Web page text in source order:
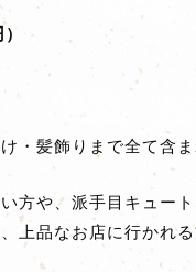
・髪飾りまで全て含ま
方や、派手目キュー
上品なお店に行かれ